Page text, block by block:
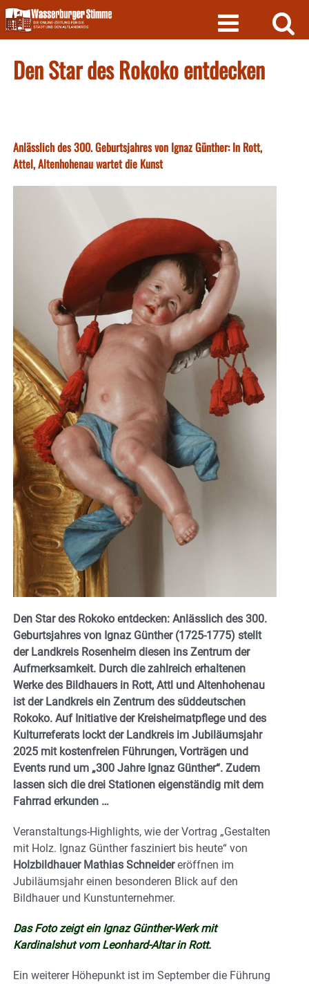
Skip
to
content
Den Star des Rokoko entdecken
Anlässlich des 300. Geburtsjahres von Ignaz Günther: In Rott,
Attel, Altenhohenau wartet die Kunst
Den Star des Rokoko entdecken: Anlässlich des 300.
Geburtsjahres von Ignaz Günther (1725-1775) stellt
der Landkreis Rosenheim diesen ins Zentrum der
Aufmerksamkeit. Durch die zahlreich erhaltenen
Werke des Bildhauers in Rott, Attl und Altenhohenau
ist der Landkreis ein Zentrum des süddeutschen
Rokoko. Auf Initiative der Kreisheimatpflege und des
Kulturreferats lockt der Landkreis im Jubiläumsjahr
2025 mit kostenfreien Führungen, Vorträgen und
Events rund um „300 Jahre Ignaz Günther“. Zudem
lassen sich die drei Stationen eigenständig mit dem
Fahrrad erkunden …
Veranstaltungs-Highlights, wie der Vortrag „Gestalten
mit Holz. Ignaz Günther fasziniert bis heute“ von
Holzbildhauer Mathias Schneidereröffnen im
Jubiläumsjahr einen besonderen Blick auf den
Bildhauer und Kunstunternehmer.
Das Foto zeigt ein Ignaz Günther-Werk mit
Kardinalshut vom Leonhard-Altar in Rott.
Ein weiterer Höhepunkt ist im September die Führung